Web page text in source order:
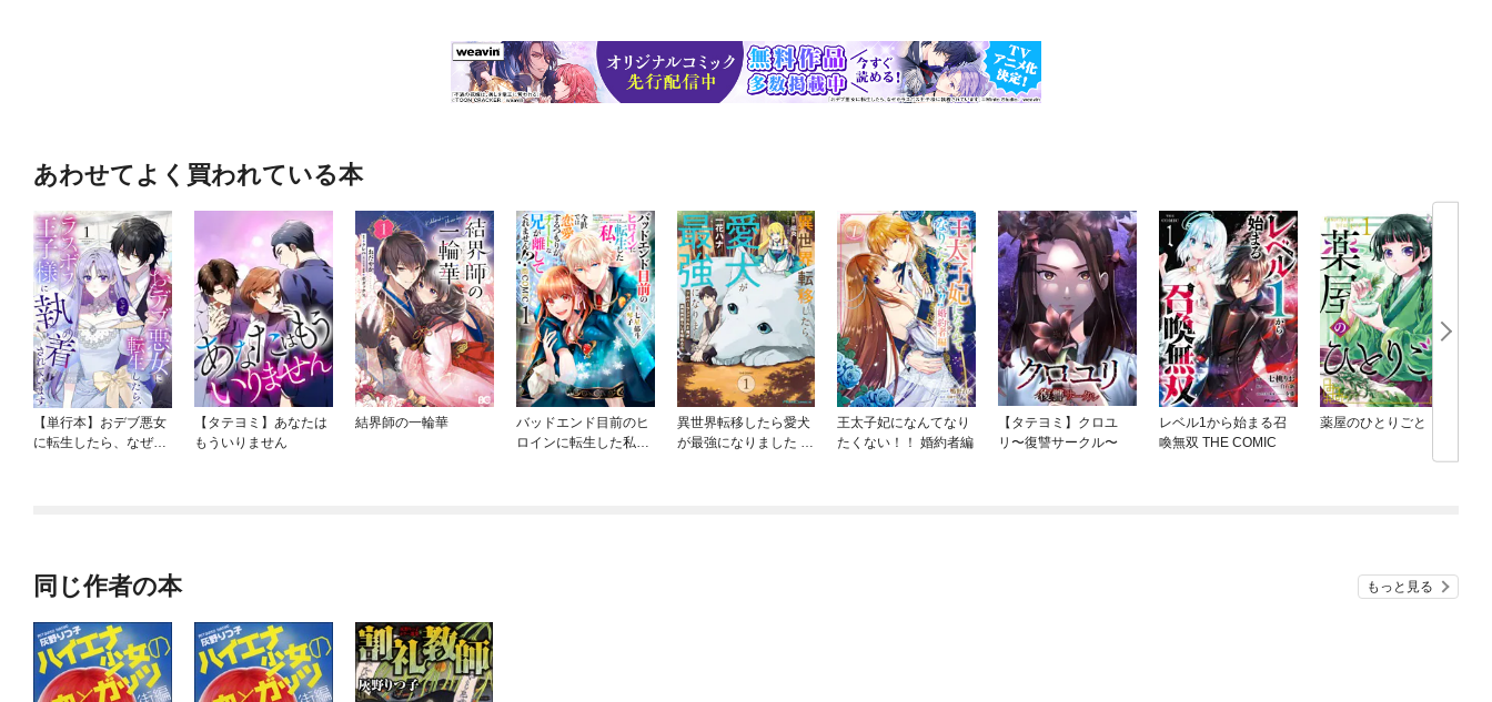
あわせてよく買われている本
【単行本】おデブ悪女
に転生したら、なぜか
【タテヨミ】あなたは
もういりません
結界師の一輪華
バッドエンド目前のヒ
ロインに転生した私、
異世界転移したら愛犬
が最強になりました ～
王太子妃になんてなり
たくない！！ 婚約者編
【タテヨミ】クロユ
リ〜復讐サークル〜
レベル1から始まる召
喚無双 THE COMIC
薬屋のひとりごと
同じ作者の本 もっと見る